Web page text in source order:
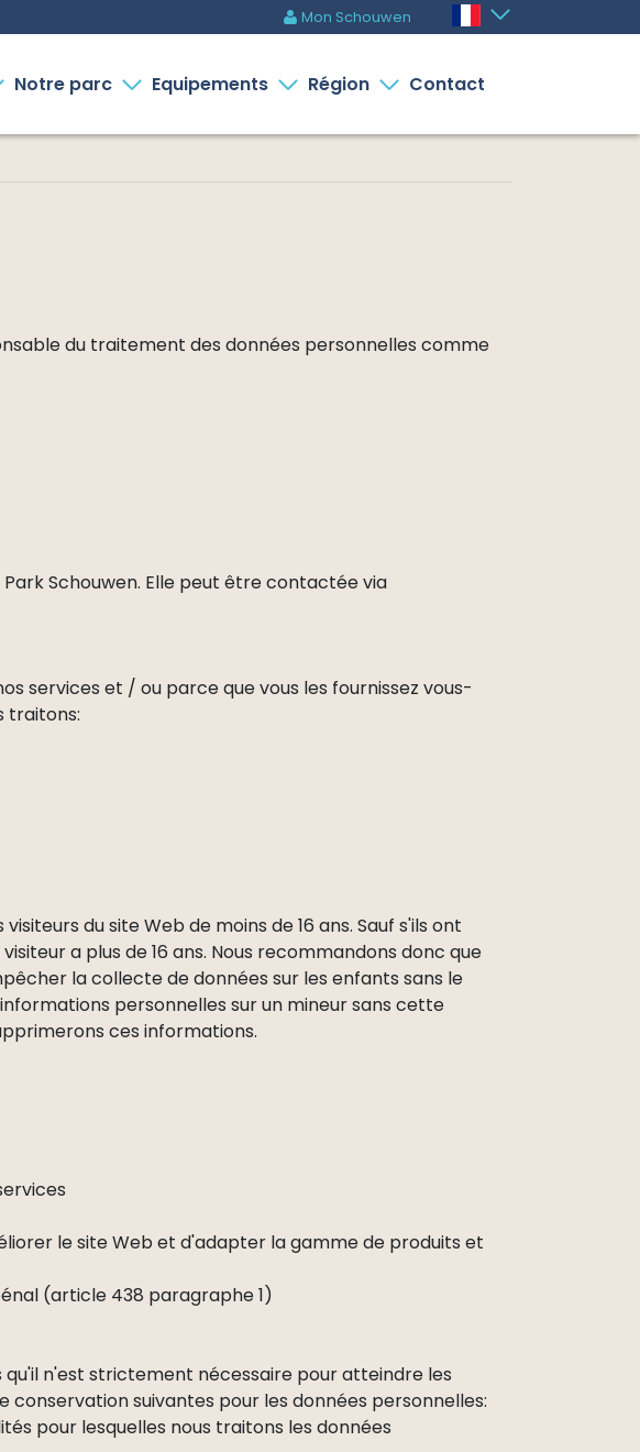
m Mon Schouwen
Notre parc Equipements Région Contact
du traitement des données personnelles comme
Schouwen. Elle peut être contactée via
services et / ou parce que vous les fournissez vous-
traitons:
du site Web de moins de 16 ans. Sauf s'ils ont
a plus de 16 ans. Nous recommandons donc que
la collecte de données sur les enfants sans le
personnelles sur un mineur sans cette
ces informations.
le site Web et d'adapter la gamme de produits et
(article 438 paragraphe 1)
n'est strictement nécessaire pour atteindre les
conservation suivantes pour les données personnelles:
pour lesquelles nous traitons les données